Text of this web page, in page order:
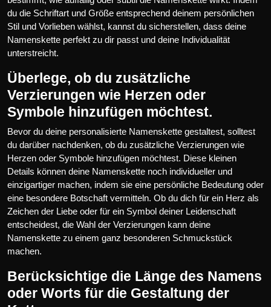
du die Schriftart und Größe entsprechend deinem persönlichen
Stil und Vorlieben wählst, kannst du sicherstellen, dass deine
Namenskette perfekt zu dir passt und deine Individualität
unterstreicht.
Überlege, ob du zusätzliche
Verzierungen wie Herzen oder
Symbole hinzufügen möchtest.
Bevor du deine personalisierte Namenskette gestaltest, solltest
du darüber nachdenken, ob du zusätzliche Verzierungen wie
Herzen oder Symbole hinzufügen möchtest. Diese kleinen
Details können deine Namenskette noch individueller und
einzigartiger machen, indem sie eine persönliche Bedeutung oder
eine besondere Botschaft vermitteln. Ob du dich für ein Herz als
Zeichen der Liebe oder für ein Symbol deiner Leidenschaft
entscheidest, die Wahl der Verzierungen kann deine
Namenskette zu einem ganz besonderen Schmuckstück
machen.
Berücksichtige die Länge des Namens
oder Worts für die Gestaltung der